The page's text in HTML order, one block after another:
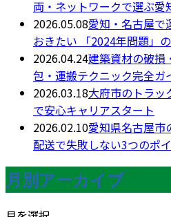
両・ネットワークで選ぶ愛
2026.05.08愛知・名古屋で
おきたい 「2024年問題」
2026.04.24建築資材の破損
包・運搬テクニック完全ガ
2026.03.18大府市のトラッ
で安心キャリアスタート
2026.02.10愛知県名古屋市
配送で失敗しない3つのポ
月別アーカイブ